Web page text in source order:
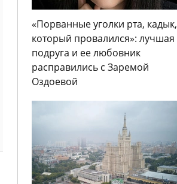
«Порванные уголки рта, кадык,
который провалился»: лучшая
подруга и ее любовник
расправились с Заремой
Оздоевой